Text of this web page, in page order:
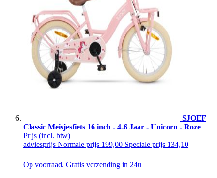
SJOEF
Classic Meisjesfiets 16 inch - 4-6 Jaar - Unicorn - Roze
Prijs (incl. btw)
adviesprijs Normale prijs 199,00 Speciale prijs 134,10
Op voorraad. Gratis verzending in 24u